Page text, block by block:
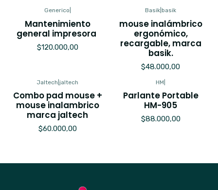
Generico
Mantenimiento
general impresora
$120.000,00
Basik basik
mouse inalámbrico
ergonómico,
recargable, marca
basik.
$48.000,00
Jaltech jaltech
Combo pad mouse +
mouse inalambrico
marca jaltech
$60.000,00
HM
Parlante Portable
HM-905
$88.000,00